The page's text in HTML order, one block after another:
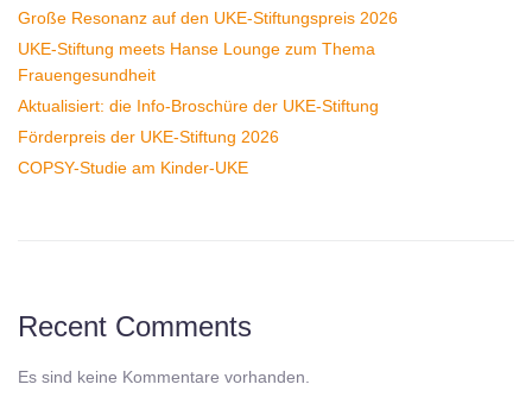
Große Resonanz auf den UKE-Stiftungspreis 2026
UKE-Stiftung meets Hanse Lounge zum Thema
Frauengesundheit
Aktualisiert: die Info-Broschüre der UKE-Stiftung
Förderpreis der UKE-Stiftung 2026
COPSY-Studie am Kinder-UKE
Recent Comments
Es sind keine Kommentare vorhanden.